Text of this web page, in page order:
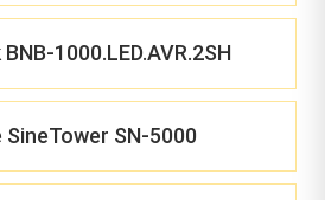
1000.LED.AVR.2SH
SineTower SN-5000